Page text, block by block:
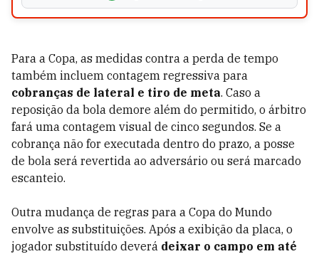
Para a Copa, as medidas contra a perda de tempo
também incluem contagem regressiva para
cobranças de lateral e tiro de meta. Caso a
reposição da bola demore além do permitido, o árbitro
fará uma contagem visual de cinco segundos. Se a
cobrança não for executada dentro do prazo, a posse
de bola será revertida ao adversário ou será marcado
escanteio.
Outra mudança de regras para a Copa do Mundo
envolve as substituições. Após a exibição da placa, o
jogador substituído deverá deixar o campo em até